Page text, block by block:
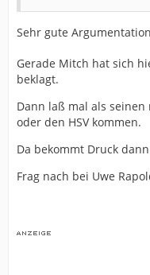
Sehr gute Argumentation
Gerade Mitch hat sich
beklagt.
Dann laß mal als seinen
oder den HSV kommen.
Da bekommt Druck
Frag nach bei Uwe